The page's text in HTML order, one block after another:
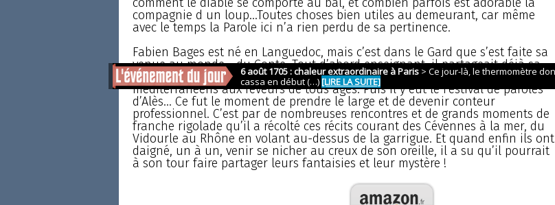
compagnie d un loup...Toutes choses bien utiles au demeurant, car même
avec le temps la Parole ici n’a rien perdu de sa pertinence.
Fabien Bages est né en Languedoc, mais c’est dans le Gard que s’est faite sa
venue au monde... du Conte. Tout d’abord enseignant, il partageait déjà sa
passion pour cet art délicat et offrait sa parole épicée d’accents
méditerranéens aux rêveurs de tous âges. Puis il y eut le Festival de paroles
d’Alès... Ce fut le moment de prendre le large et de devenir conteur
professionnel. C’est par de nombreuses rencontres et de grands moments de
franche rigolade qu’il a récolté ces récits courant des Cévennes à la mer, du
Vidourle au Rhône en volant au-dessus de la garrigue. Et quand enfin ils ont
daigné, un à un, venir se nicher au creux de son oreille, il a su qu’il pourrait
à son tour faire partager leurs fantaisies et leur mystère !